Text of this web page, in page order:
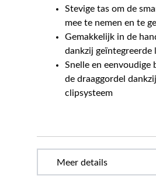
Stevige tas om de
mee te nemen en te
Gemakkelijk in de
dankzij geïntegreerde
Snelle en eenvoudige
de draaggordel
clipsysteem